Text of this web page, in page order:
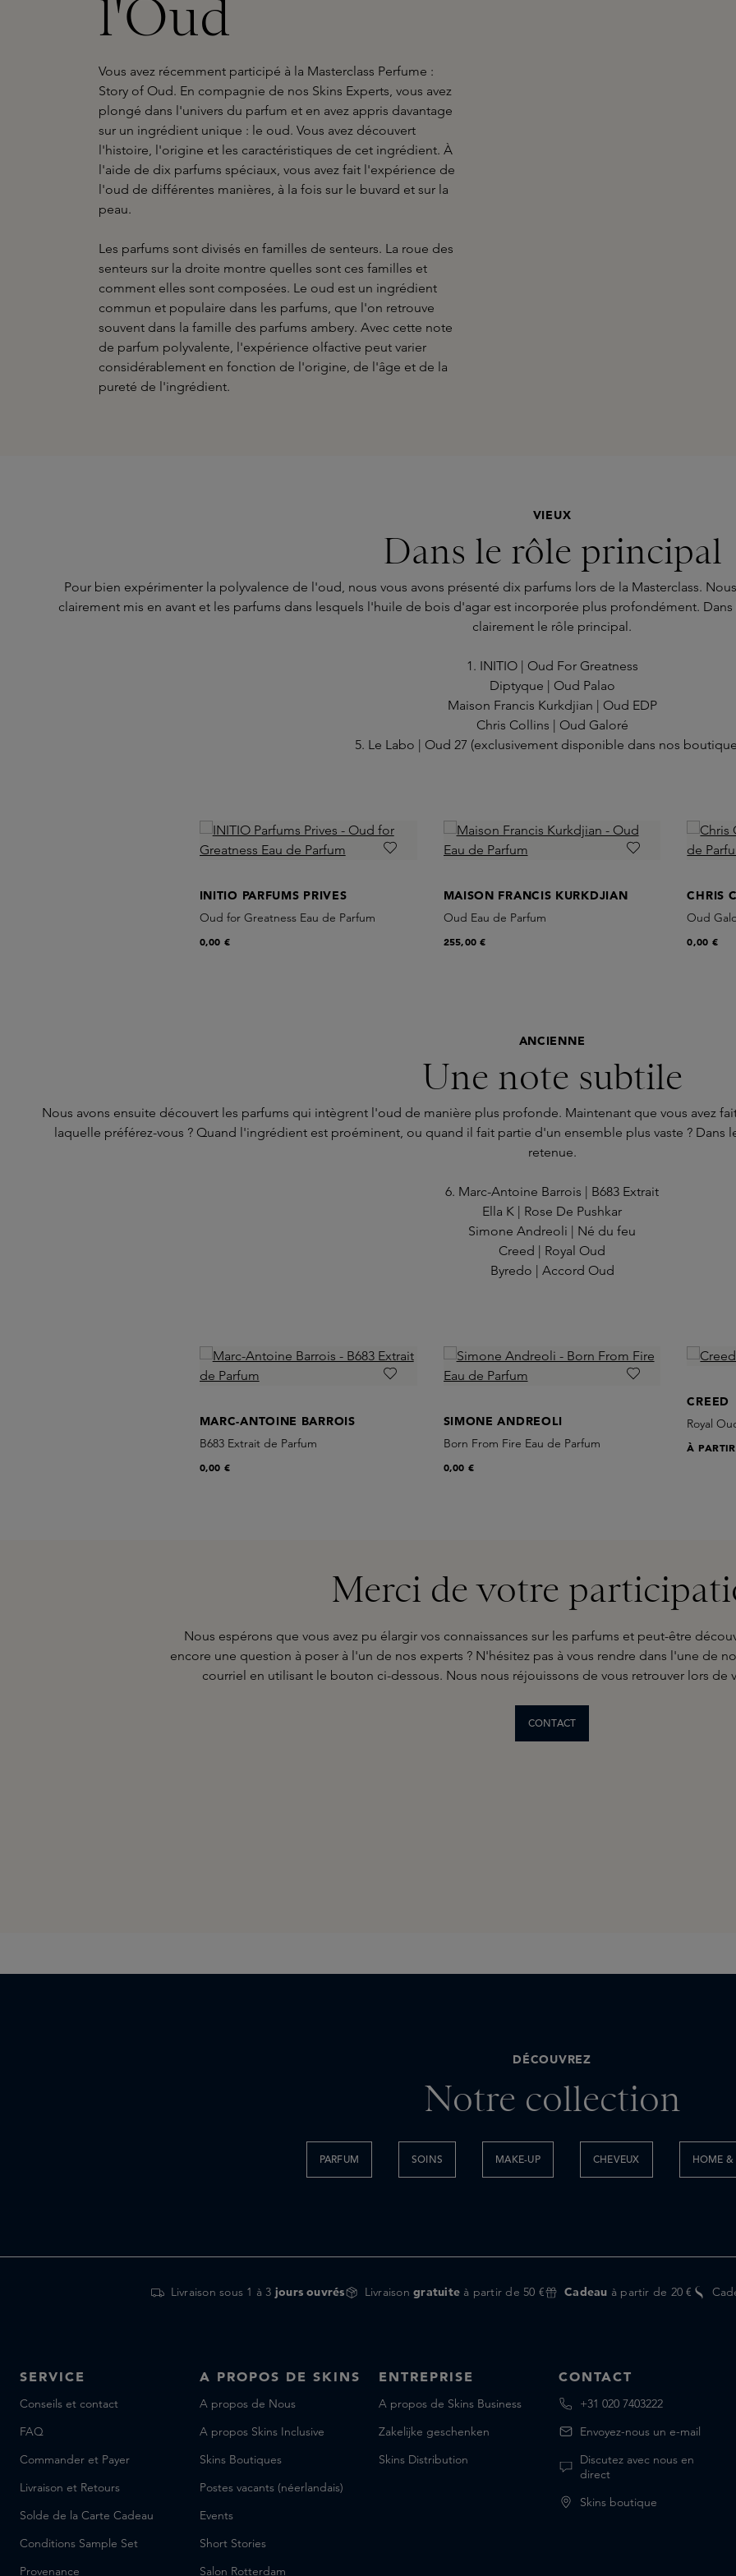
l'Oud
Vous avez récemment participé à la Masterclass Perfume :
Story of Oud. En compagnie de nos Skins Experts, vous avez
plongé dans l'univers du parfum et en avez appris davantage
sur un ingrédient unique : le oud. Vous avez découvert
l'histoire, l'origine et les caractéristiques de cet ingrédient. À
l'aide de dix parfums spéciaux, vous avez fait l'expérience de
l'oud de différentes manières, à la fois sur le buvard et sur la
peau.
Les parfums sont divisés en familles de senteurs. La roue des
senteurs sur la droite montre quelles sont ces familles et
comment elles sont composées. Le oud est un ingrédient
commun et populaire dans les parfums, que l'on retrouve
souvent dans la famille des parfums ambery. Avec cette note
de parfum polyvalente, l'expérience olfactive peut varier
considérablement en fonction de l'origine, de l'âge et de la
pureté de l'ingrédient.
VIEUX
Dans le rôle principal
Pour bien expérimenter la polyvalence de l'oud, nous vous avons présenté dix parfums lors de la Masterclass.
clairement mis en avant et les parfums dans lesquels l'huile de bois d'agar est incorporée plus profondément.
clairement le rôle principal.
1. INITIO | Oud For Greatness
Diptyque | Oud Palao
Maison Francis Kurkdjian | Oud EDP
Chris Collins | Oud Galoré
5. Le Labo | Oud 27 (exclusivement disponible dans nos
Skip product gallery
INITIO PARFUMS PRIVES
Oud for Greatness Eau de Parfum
0,00 €
MAISON FRANCIS KURKDJIAN
Oud Eau de Parfum
255,00 €
CHRIS
Oud
0,00 €
ANCIENNE
Une note subtile
Nous avons ensuite découvert les parfums qui intègrent l'oud de manière plus profonde. Maintenant que vous avez
laquelle préférez-vous ? Quand l'ingrédient est proéminent, ou quand il fait partie d'un ensemble plus vaste ? Dans
retenue.
6. Marc-Antoine Barrois | B683 Extrait
Ella K | Rose De Pushkar
Simone Andreoli | Né du feu
Creed | Royal Oud
Byredo | Accord Oud
Skip product gallery
MARC-ANTOINE BARROIS
B683 Extrait de Parfum
0,00 €
SIMONE ANDREOLI
Born From Fire Eau de Parfum
0,00 €
CREED
Royal
À
Merci de votre
Nous espérons que vous avez pu élargir vos connaissances sur les parfums et peut-être
encore une question à poser à l'un de nos experts ? N'hésitez pas à vous rendre dans l'une de
courriel en utilisant le bouton ci-dessous. Nous nous réjouissons de vous retrouver lors de
CONTACT
DÉCOUVREZ
Notre collection
PARFUM SOINS MAKE-UP CHEVEUX HOME &
Livraison sous 1 à 3 jours ouvrés Livraisongratuite à partir de 50 € Cadeau à partir de 20 €
SERVICE
Conseils et contact
FAQ
Commander et Payer
Livraison et Retours
Solde de la Carte Cadeau
Conditions Sample Set
Provenance
A PROPOS DE SKINS
A propos de Nous
A propos Skins Inclusive
Skins Boutiques
Postes vacants (néerlandais)
Events
Short Stories
Salon Rotterdam
ENTREPRISE
A propos de Skins Business
Zakelijke geschenken
Skins Distribution
CONTACT
+31 020 7403222
Envoyez-nous un e-mail
Discutez avec nous en
direct
Skins boutique